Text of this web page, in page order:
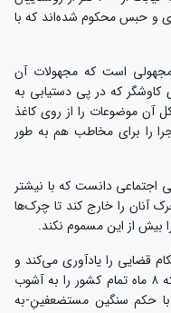
و حبس محکوم شده‌اند که با
است که مجهولات آن
که در پی دستیابی به
آن موضوعات را از روی کاغذ
را برای مخاطب هم به طور
اجتماعی دانست که با نیشتر
آنان را خارج کند تا چرک‌ها
بیش از این مسموم نکند.
قضایی را یادآوری می‌کند و
محکومیت ناچیز افراد فتنه‌گر در فتنه‌ی ۸۸ که ۸ ماه تمام کشور را به آشوب
با حکم سنگین مستضعفینِ-به